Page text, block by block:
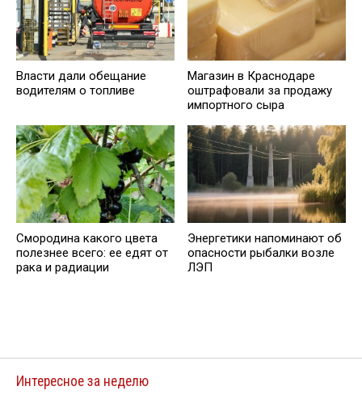
Власти дали обещание
водителям о топливе
Магазин в Краснодаре
оштрафовали за продажу
импортного сыра
Смородина какого цвета
полезнее всего: ее едят от
рака и радиации
Энергетики напоминают об
опасности рыбалки возле
ЛЭП
Интересное за неделю